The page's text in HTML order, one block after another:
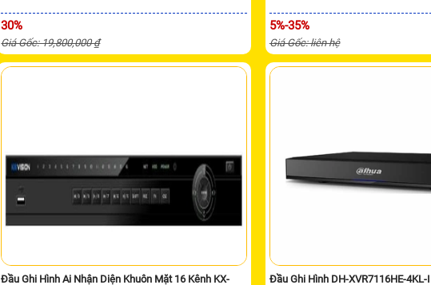
30%
Giá Gốc: 19,800,000 ₫
5%-35%
Giá Gốc: liên hệ
Đầu Ghi Hình Ai Nhận Diện Khuôn Mặt 16 Kênh KX-
Đầu Ghi Hình DH-XVR7116HE-4KL-I